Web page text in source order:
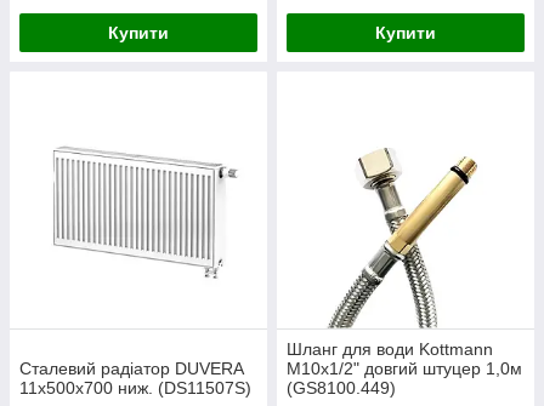
Купити Купити
Сталевий радіатор DUVERA
11х500х700 ниж. (DS11507S)
Шланг для води Kottmann
M10x1/2" довгий штуцер 1,0м
(GS8100.449)